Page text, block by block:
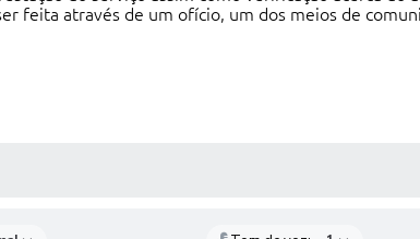
feita através de um ofício, um dos meios de